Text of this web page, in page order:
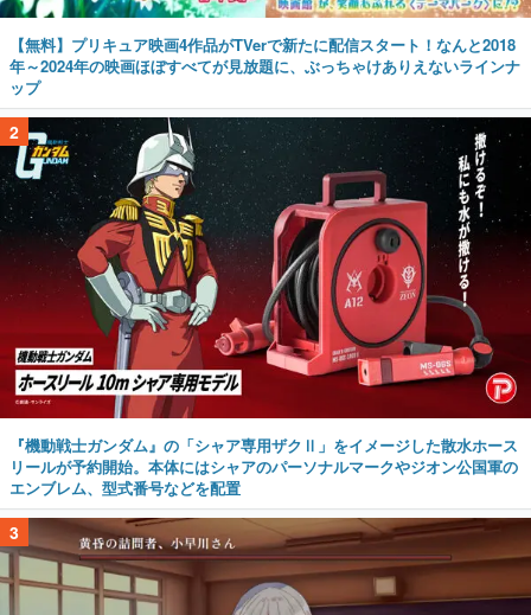
【無料】プリキュア映画4作品がTVerで新たに配信スタート！なんと2018
年～2024年の映画ほぼすべてが見放題に、ぶっちゃけありえないラインナ
ップ
2
『機動戦士ガンダム』の「シャア専用ザクⅡ」をイメージした散水ホース
リールが予約開始。本体にはシャアのパーソナルマークやジオン公国軍の
エンブレム、型式番号などを配置
3